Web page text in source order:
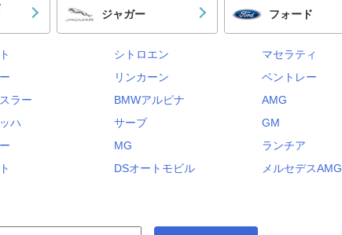
ジャガー フォード
シトロエン マセラティ
リンカーン ベントレー
ラー BMWアルピナ AMG
ハ サーブ GM
MG ランチア
DSオートモビル メルセデスAMG